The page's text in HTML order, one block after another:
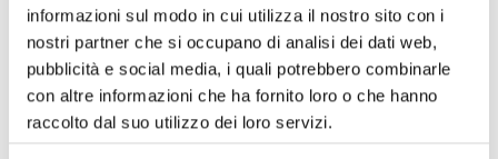
informazioni sul modo in cui utilizza il nostro sito con i
nostri partner che si occupano di analisi dei dati web,
pubblicità e social media, i quali potrebbero combinarle
con altre informazioni che ha fornito loro o che hanno
raccolto dal suo utilizzo dei loro servizi.
3M 2021 CONSOLIDATED
RESULTS – CONFERENCE
CALL – PIEVE DI SOLIGO,14TH
MAY 2021